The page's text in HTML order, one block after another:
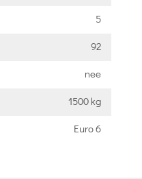
5
92
nee
1500 kg
Euro 6